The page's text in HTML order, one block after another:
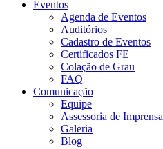
Eventos
Agenda de Eventos
Auditórios
Cadastro de Eventos
Certificados FE
Colação de Grau
FAQ
Comunicação
Equipe
Assessoria de Imprensa
Galeria
Blog